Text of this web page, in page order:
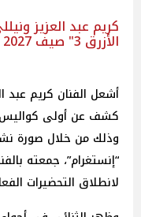
كريم عبد العزيز
الأزرق 3" صيف 2027
أشعل الفنان كريم عبد
كشف عن أولى كواليس
وذلك من خلال صورة
“إنستغرام”، جمعته
لانطلاق التحضيرات